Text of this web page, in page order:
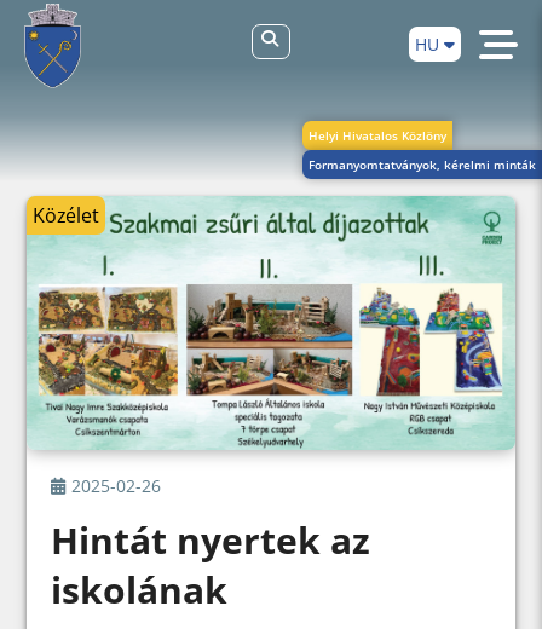
HU
Helyi Hivatalos Közlöny
Formanyomtatványok, kérelmi minták
Közélet
2025-02-26
Hintát nyertek az
iskolának